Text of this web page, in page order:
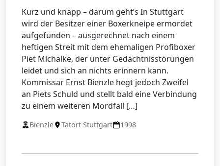
Kurz und knapp – darum geht’s In Stuttgart
wird der Besitzer einer Boxerkneipe ermordet
aufgefunden – ausgerechnet nach einem
heftigen Streit mit dem ehemaligen Profiboxer
Piet Michalke, der unter Gedächtnisstörungen
leidet und sich an nichts erinnern kann.
Kommissar Ernst Bienzle hegt jedoch Zweifel
an Piets Schuld und stellt bald eine Verbindung
zu einem weiteren Mordfall […]
Bienzle Tatort Stuttgart 1998